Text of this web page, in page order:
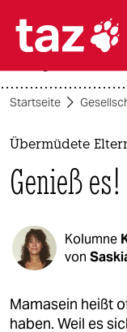

themen
politik
öko
gesellschaft
kultur
Startseite
Übermüdete
Genieß es!
Kolumne
von
Mamasein heißt
haben. Weil es